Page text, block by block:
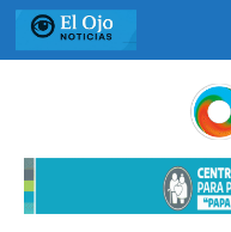
Saltar al contenido